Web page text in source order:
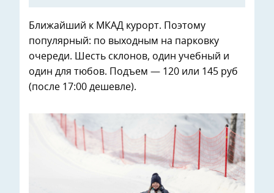
Ближайший к МКАД курорт. Поэтому
популярный: по выходным на парковку
очереди. Шесть склонов, один учебный и
один для тюбов. Подъем — 120 или 145 руб
(после 17:00 дешевле).